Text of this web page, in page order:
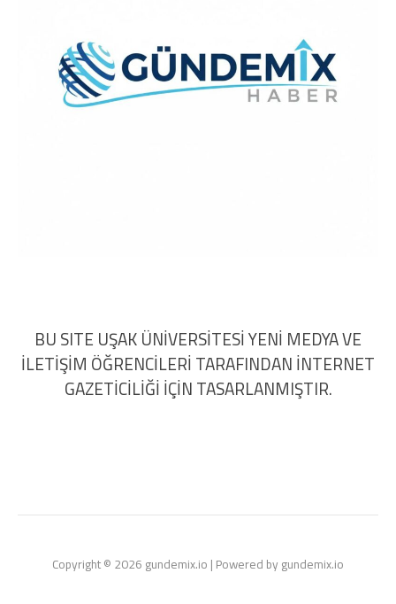
BU SITE UŞAK ÜNİVERSİTESİ YENİ MEDYA VE
İLETİŞİM ÖĞRENCİLERİ TARAFINDAN İNTERNET
GAZETİCİLİĞİ İÇİN TASARLANMIŞTIR.
Copyright © 2026 gundemix.io | Powered by gundemix.io